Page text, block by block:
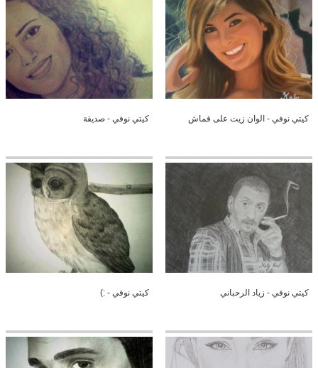
كيتي نوفي - الوان زيت على قماش كيتي نوفي - صديقة
كيتي نوفي - زياد الرحباني كيتي نوفي - :)